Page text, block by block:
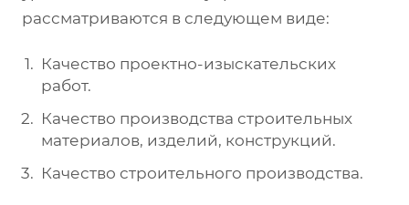
рассматриваются в следующем виде:
Качество проектно-изыскательских
работ.
Качество производства строительных
материалов, изделий, конструкций.
Качество строительного производства.